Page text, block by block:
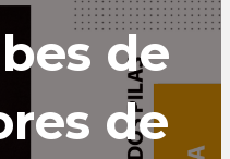
de
de